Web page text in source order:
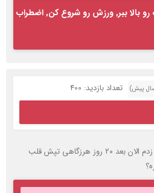
بالا ببر, ورزش رو شروع کن, اضطراب
تعداد بازدید: 400
من۳۱شهریور واکسن سینو فارم زدم الان بعد ۲۰ روز هرزگاهی تپش قلب